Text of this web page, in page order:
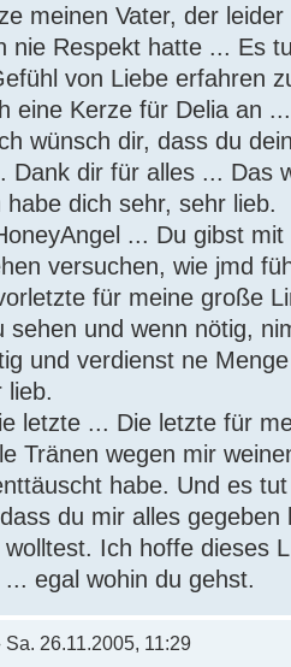
meinen Vater, der
nie Respekt hatte ... Es
von Liebe erfahren
eine Kerze für Delia an
wünsch dir, dass du
Dank dir für alles ... Das
habe dich sehr, sehr lieb.
... Du gibst
versuchen, wie jmd
für meine große
sehen und wenn nötig,
und verdienst ne
lieb.
letzte ... Die letzte für
Tränen wegen mir
habe. Und es
du mir alles
Ich hoffe dieses
egal wohin du gehst.
Sa. 26.11.2005, 11:29